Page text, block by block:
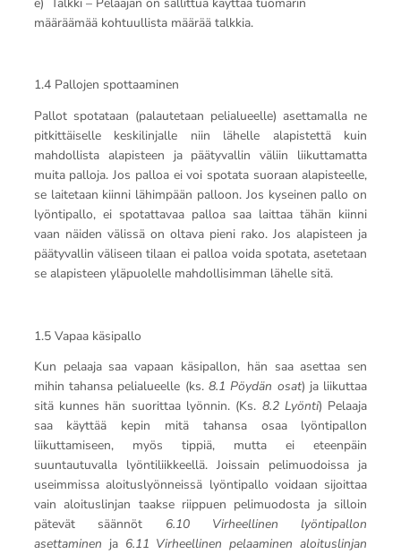
määräämää kohtuullista määrää talkkia.
1.4 Pallojen spottaaminen
Pallot spotataan (palautetaan pelialueelle) asettamalla ne
pitkittäiselle keskilinjalle niin lähelle alapistettä kuin
mahdollista alapisteen ja päätyvallin väliin liikuttamatta
muita palloja. Jos palloa ei voi spotata suoraan alapisteelle,
se laitetaan kiinni lähimpään palloon. Jos kyseinen pallo on
lyöntipallo, ei spotattavaa palloa saa laittaa tähän kiinni
vaan näiden välissä on oltava pieni rako. Jos alapisteen ja
päätyvallin väliseen tilaan ei palloa voida spotata, asetetaan
se alapisteen yläpuolelle mahdollisimman lähelle sitä.
1.5 Vapaa käsipallo
Kun pelaaja saa vapaan käsipallon, hän saa asettaa sen
mihin tahansa pelialueelle (ks. 8.1 Pöydän osat) ja liikuttaa
sitä kunnes hän suorittaa lyönnin. (Ks. 8.2 Lyönti) Pelaaja
saa käyttää kepin mitä tahansa osaa lyöntipallon
liikuttamiseen, myös tippiä, mutta ei eteenpäin
suuntautuvalla lyöntiliikkeellä. Joissain pelimuodoissa ja
useimmissa aloituslyönneissä lyöntipallo voidaan sijoittaa
vain aloituslinjan taakse riippuen pelimuodosta ja silloin
pätevät säännöt 6.10 Virheellinen lyöntipallon
asettaminen ja 6.11 Virheellinen pelaaminen aloituslinjan